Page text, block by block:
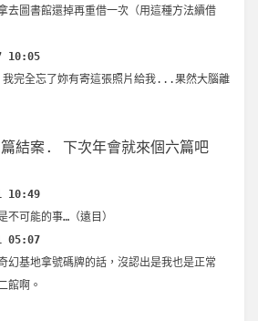
去圖書館還掉再重借一次（用這種方法續借
10:05
完全忘了妳有寄這張照片給我...果然大腦離
結案. 下次年會就來個六篇吧
10:49
不可能的事…（遠目）
05:07
幻基地拿號碼牌的話，沒認出是我也是正常
館啊。